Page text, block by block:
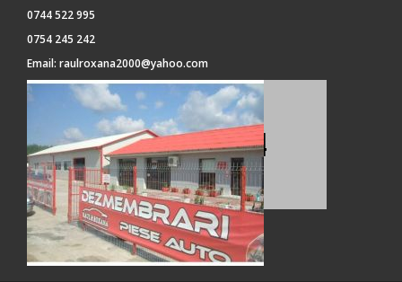
0744 522 995
0754 245 242
Email: raulroxana2000@yahoo.com